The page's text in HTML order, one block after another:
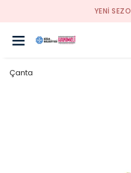
YENI
Çanta